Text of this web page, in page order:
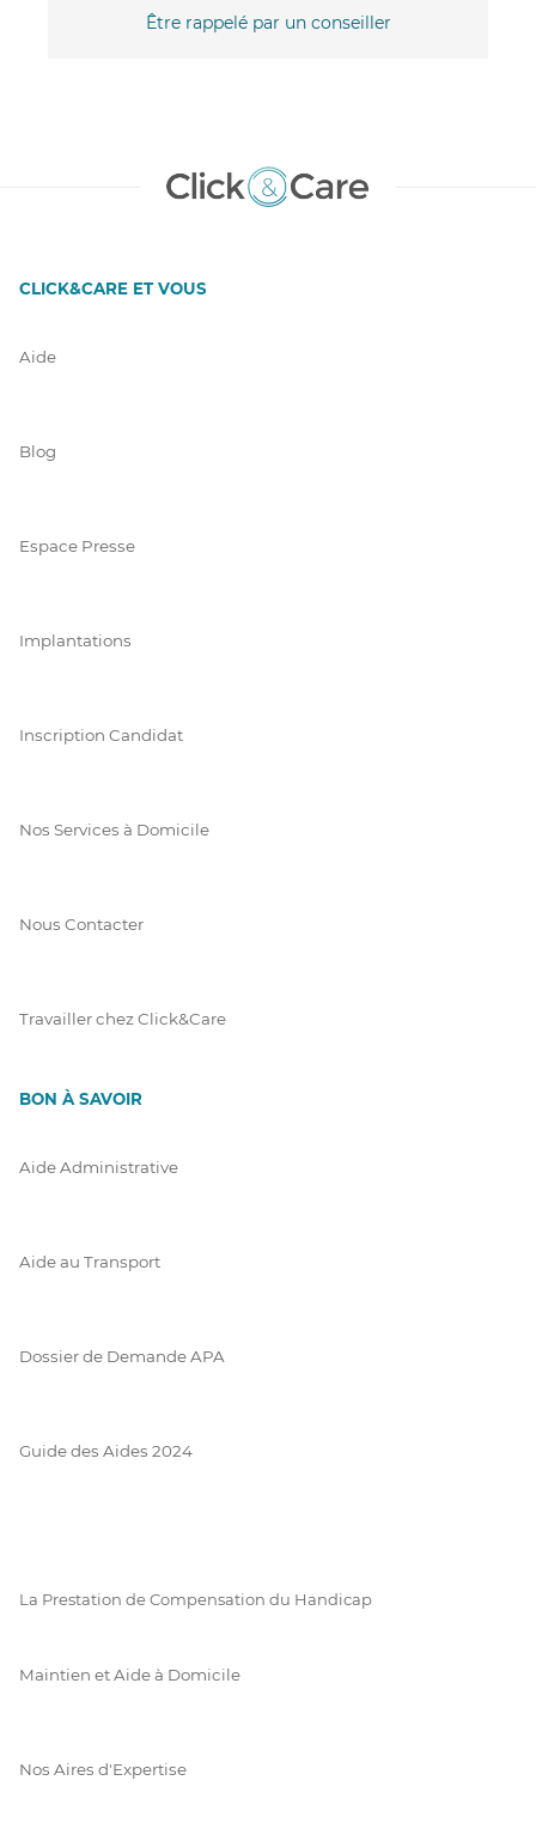
Être rappelé par un conseiller
CLICK&CARE ET VOUS
Aide
Blog
Espace Presse
Implantations
Inscription Candidat
Nos Services à Domicile
Nous Contacter
Travailler chez Click&Care
BON À SAVOIR
Aide Administrative
Aide au Transport
Dossier de Demande APA
Guide des Aides 2024
La Prestation de Compensation du Handicap
Maintien et Aide à Domicile
Nos Aires d'Expertise